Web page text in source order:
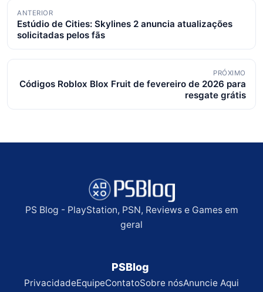
Navegação
de
posts
ANTERIOR
Estúdio de Cities: Skylines 2 anuncia atualizações
solicitadas pelos fãs
PRÓXIMO
Códigos Roblox Blox Fruit de fevereiro de 2026 para
resgate grátis
PS Blog - PlayStation, PSN, Reviews e Games em
geral
PSBlog
PrivacidadeEquipeContatoSobre nósAnuncie Aqui